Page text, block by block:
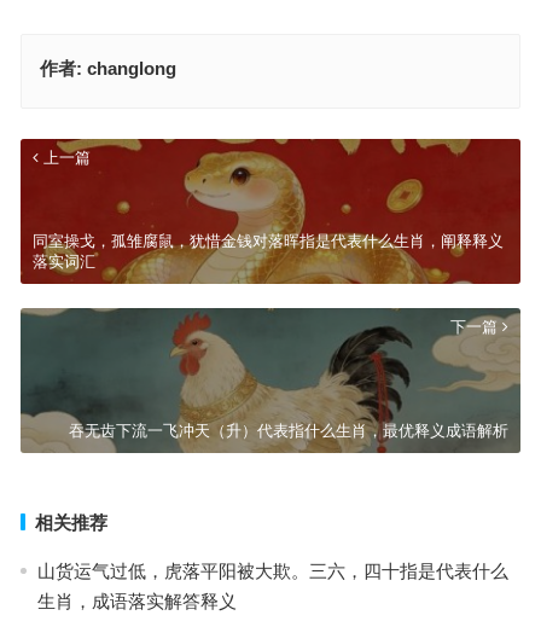
作者: changlong
上一篇
同室操戈，孤雏腐鼠，犹惜金钱对落晖指是代表什么生肖，阐释释义
落实词汇
下一篇
吞无齿下流一飞冲天（升）代表指什么生肖，最优释义成语解析
相关推荐
山货运气过低，虎落平阳被大欺。三六，四十指是代表什么
生肖，成语落实解答释义